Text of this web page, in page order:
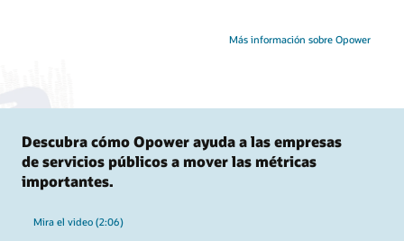
Más información sobre Opower
Descubra cómo Opower ayuda a las empresas
de servicios públicos a mover las métricas
importantes.
Mira el video (2:06)